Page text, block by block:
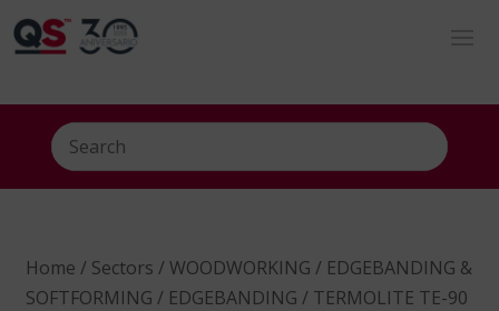
Home / Sectors /WOODWORKING / EDGEBANDING &
SOFTFORMING / EDGEBANDING / TERMOLITE TE-90